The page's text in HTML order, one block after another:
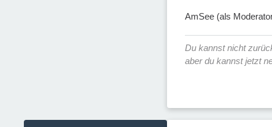
AmSee (als
Du kannst nicht
aber du kannst jetzt